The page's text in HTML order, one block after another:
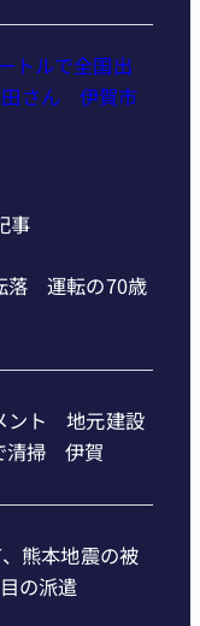
トルで全国出
さん 伊賀市
事